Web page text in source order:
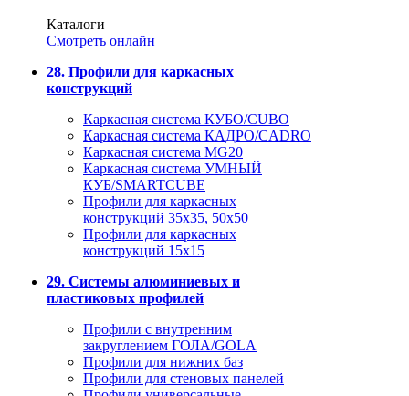
Каталоги
Смотреть онлайн
28. Профили для каркасных
конструкций
Каркасная система КУБО/CUBO
Каркасная система КАДРО/CADRO
Каркасная система MG20
Каркасная система УМНЫЙ
КУБ/SMARTCUBE
Профили для каркасных
конструкций 35x35, 50x50
Профили для каркасных
конструкций 15х15
29. Системы алюминиевых и
пластиковых профилей
Профили с внутренним
закруглением ГОЛА/GOLA
Профили для нижних баз
Профили для стеновых панелей